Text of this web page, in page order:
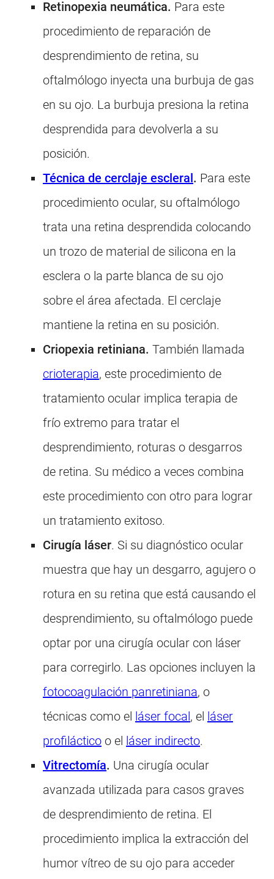
Retinopexia neumática. Para este
procedimiento de reparación de
desprendimiento de retina, su
oftalmólogo inyecta una burbuja de gas
en su ojo. La burbuja presiona la retina
desprendida para devolverla a su
posición.
Técnica de cerclaje escleral . Para este
procedimiento ocular, su oftalmólogo
trata una retina desprendida colocando
un trozo de material de silicona en la
esclera o la parte blanca de su ojo
sobre el área afectada. El cerclaje
mantiene la retina en su posición.
Criopexia retiniana. También llamada
crioterapia, este procedimiento de
tratamiento ocular implica terapia de
frío extremo para tratar el
desprendimiento, roturas o desgarros
de retina. Su médico a veces combina
este procedimiento con otro para lograr
un tratamiento exitoso.
Cirugía láser. Si su diagnóstico ocular
muestra que hay un desgarro, agujero o
rotura en su retina que está causando el
desprendimiento, su oftalmólogo puede
optar por una cirugía ocular con láser
para corregirlo. Las opciones incluyen la
fotocoagulación panretiniana, o
técnicas como el láser focal , el láser
profiláctico o el láser indirecto.
Vitrectomía. Una cirugía ocular
avanzada utilizada para casos graves
de desprendimiento de retina. El
procedimiento implica la extracción del
humor vítreo de su ojo para acceder